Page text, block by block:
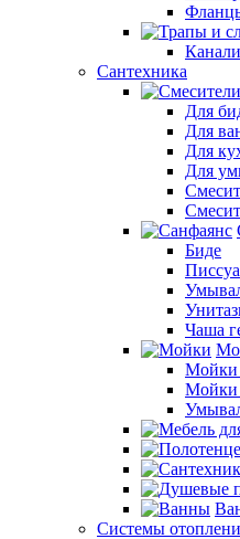
Сантехника
Для
Для
Для
Для
Биде
Чаша
Мойки
Мойки
Системы